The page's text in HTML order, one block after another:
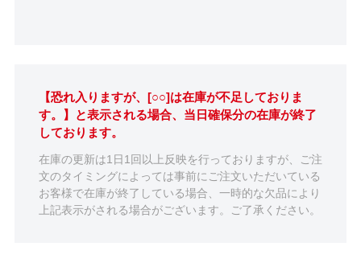
【恐れ入りますが、[○○]は在庫が不足しておりま
す。】と表示される場合、当日確保分の在庫が終了
しております。
在庫の更新は1日1回以上反映を行っておりますが、ご注
文のタイミングによっては事前にご注文いただいている
お客様で在庫が終了している場合、一時的な欠品により
上記表示がされる場合がございます。ご了承ください。